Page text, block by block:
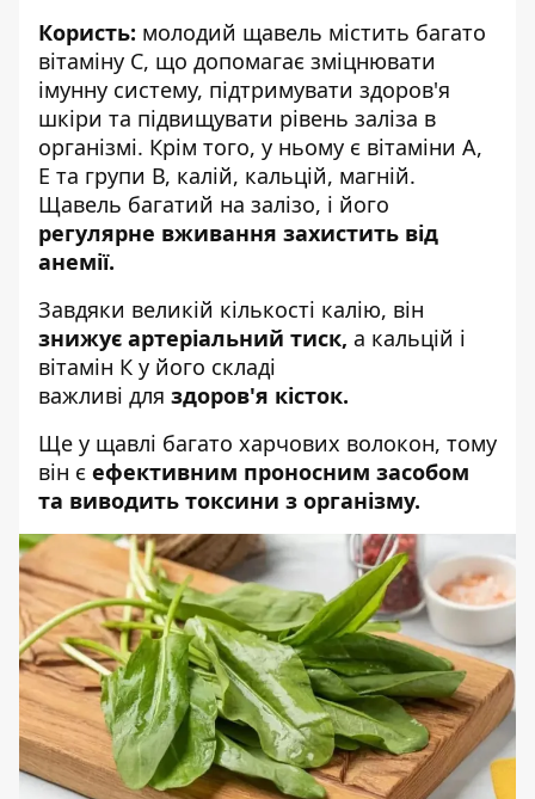
Користь: молодий щавель містить багато
вітаміну C, що допомагає зміцнювати
імунну систему, підтримувати здоров'я
шкіри та підвищувати рівень заліза в
організмі. Крім того, у ньому є вітаміни A,
E та групи В, калій, кальцій, магній.
Щавель багатий на залізо, і його
регулярне вживання захистить від
анемії.
Завдяки великій кількості калію, він
знижує артеріальний тиск, а кальцій і
вітамін К у його складі
важливі для здоров'я кісток.
Ще у щавлі багато харчових волокон, тому
він є ефективним проносним засобом
та виводить токсини з організму.